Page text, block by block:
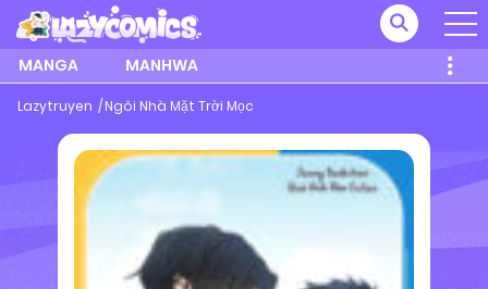
MANGA MANHWA
Lazytruyen Ngôi Nhà Mặt Trời Mọc